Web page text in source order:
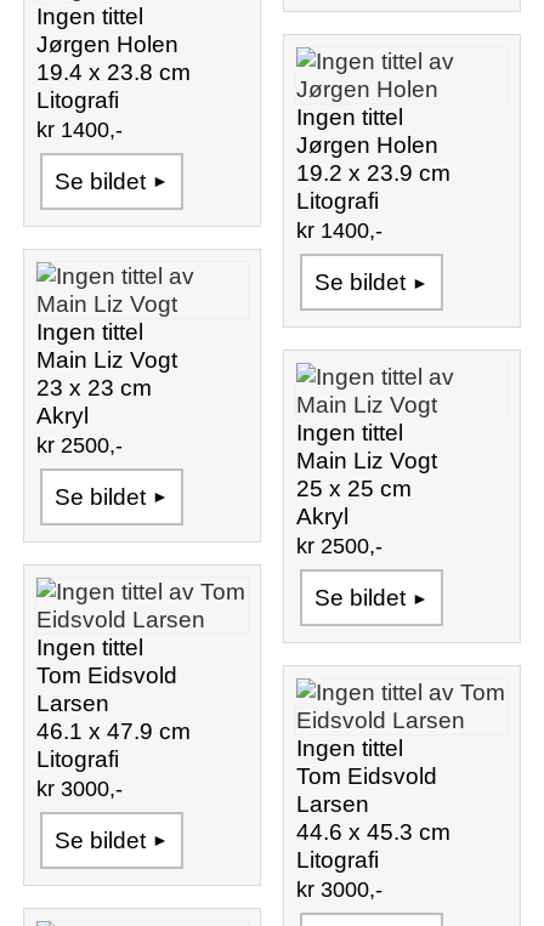
Ingen tittel
Jørgen Holen
19.4 x 23.8 cm
Litografi
kr 1400,-
Se bildet
Ingen tittel
Jørgen Holen
19.2 x 23.9 cm
Litografi
kr 1400,-
Se bildet
Ingen tittel
Main Liz Vogt
23 x 23 cm
Akryl
kr 2500,-
Se bildet
Ingen tittel
Main Liz Vogt
25 x 25 cm
Akryl
kr 2500,-
Se bildet
Ingen tittel
Tom Eidsvold
Larsen
46.1 x 47.9 cm
Litografi
kr 3000,-
Se bildet
Ingen tittel
Tom Eidsvold
Larsen
44.6 x 45.3 cm
Litografi
kr 3000,-